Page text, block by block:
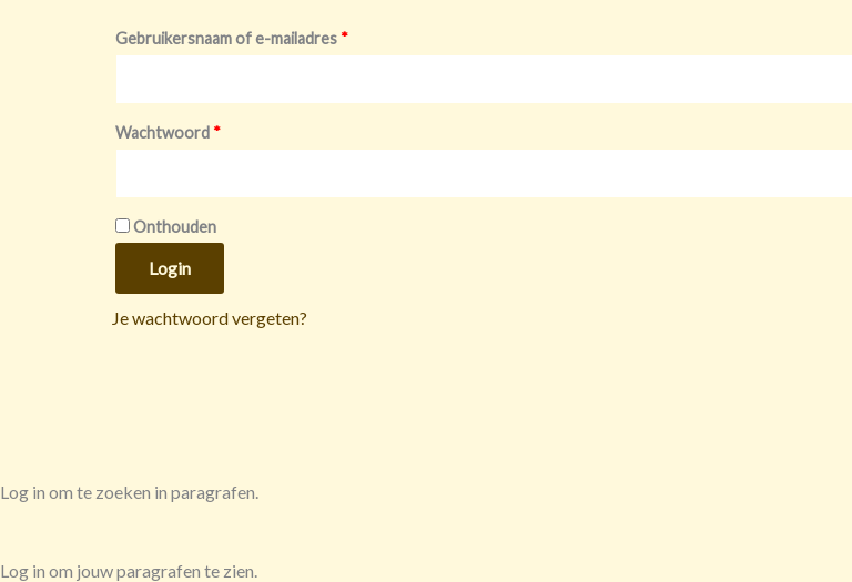
Gebruikersnaam of e-mailadres *
Wachtwoord *
Onthouden
Login
Je wachtwoord vergeten?
Log in om te zoeken in paragrafen.
Log in om jouw paragrafen te zien.